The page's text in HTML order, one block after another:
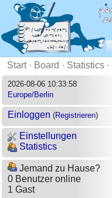
Start· Board · Statistics ·
2026-08-06 10:33:58
Europe/Berlin
Einloggen (Registrieren)
Einstellungen
Statistics
Jemand zu Hause?
0 Benutzer online
1 Gast